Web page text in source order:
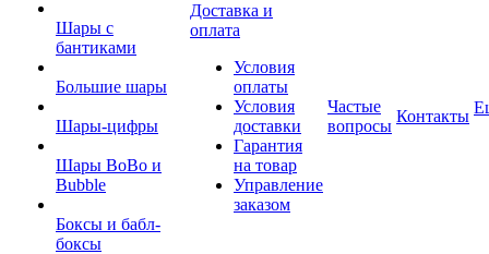
Шары с
бантиками
Большие шары
Шары-цифры
Шары BoBo и
Bubble
Боксы и бабл-
боксы
Доставка и
оплата
Условия
оплаты
Условия
доставки
Гарантия
на товар
Управление
заказом
Частые
вопросы
Контакты